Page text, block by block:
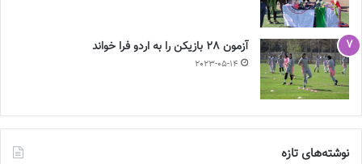
آزمون 28 بازیکن را به اردو فرا خواند
2023-05-14
نوشته‌های تازه